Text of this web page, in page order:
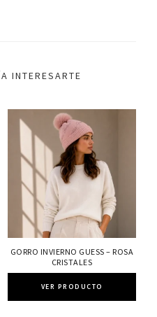
INTERESARTE
GORRO INVIERNO GUESS – ROSA
CRISTALES
VER PRODUCTO